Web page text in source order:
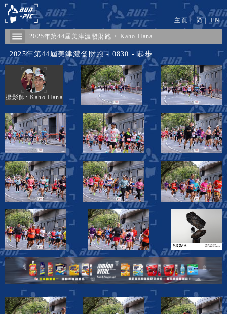
2025年第44屆美津濃發財跑 > Kaho Hana
主頁 | 简| EN
2025年第44屆美津濃發財跑 - 0830 - 起步
攝影師: Kaho Hana